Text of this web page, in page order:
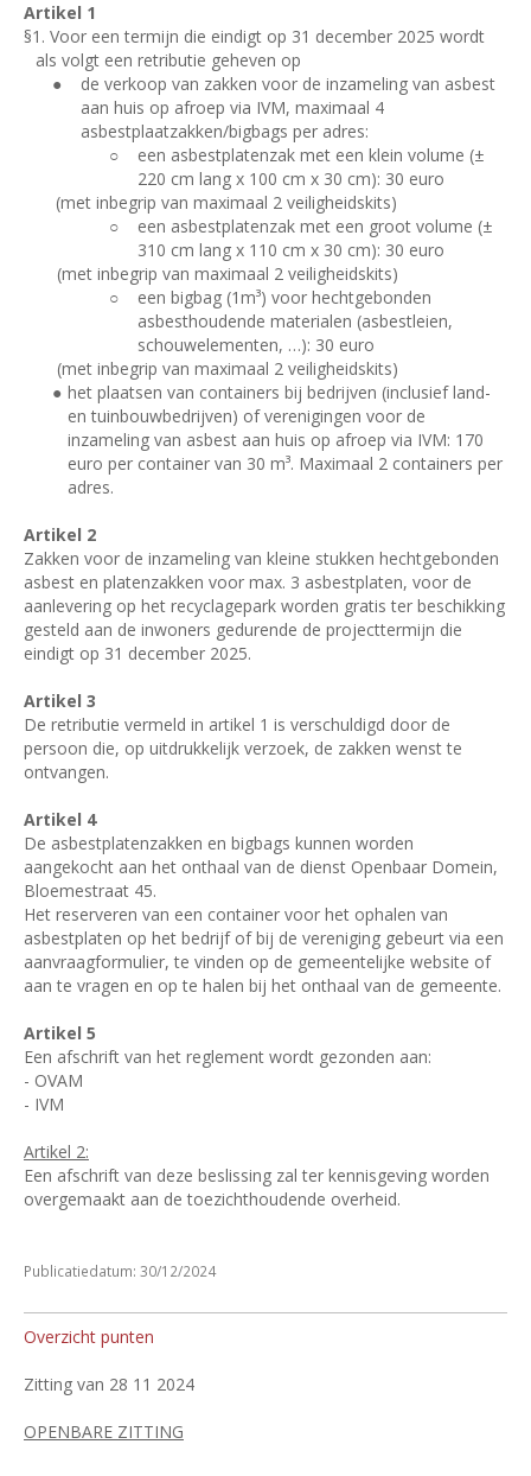
Artikel 1
§1. Voor een termijn die eindigt op 31 december 2025 wordt
als volgt een retributie geheven op
●
de verkoop van zakken voor de inzameling van asbest
aan huis op afroep via IVM, maximaal 4
asbestplaatzakken/bigbags per adres:
○
een asbestplatenzak met een klein volume (±
220 cm lang x 100 cm x 30 cm): 30 euro
(met inbegrip van maximaal 2 veiligheidskits)
○
een asbestplatenzak met een groot volume (±
310 cm lang x 110 cm x 30 cm): 30 euro
(met inbegrip van maximaal 2 veiligheidskits)
○
een bigbag (1m³) voor hechtgebonden
asbesthoudende materialen (asbestleien,
schouwelementen, …): 30 euro
(met inbegrip van maximaal 2 veiligheidskits)
● het plaatsen van containers bij bedrijven (inclusief land-
en tuinbouwbedrijven) of verenigingen voor de
inzameling van asbest aan huis op afroep via IVM: 170
euro per container van 30 m³. Maximaal 2 containers per
adres.
Artikel 2
Zakken voor de inzameling van kleine stukken hechtgebonden
asbest en platenzakken voor max. 3 asbestplaten, voor de
aanlevering op het recyclagepark worden gratis ter beschikking
gesteld aan de inwoners gedurende de projecttermijn die
eindigt op 31 december 2025.
Artikel 3
De retributie vermeld in artikel 1 is verschuldigd door de
persoon die, op uitdrukkelijk verzoek, de zakken wenst te
ontvangen.
Artikel 4
De asbestplatenzakken en bigbags kunnen worden
aangekocht aan het onthaal van de dienst Openbaar Domein,
Bloemestraat 45.
Het reserveren van een container voor het ophalen van
asbestplaten op het bedrijf of bij de vereniging gebeurt via een
aanvraagformulier, te vinden op de gemeentelijke website of
aan te vragen en op te halen bij het onthaal van de gemeente.
Artikel 5
Een afschrift van het reglement wordt gezonden aan:
- OVAM
- IVM
Artikel 2:
Een afschrift van deze beslissing zal ter kennisgeving worden
overgemaakt aan de toezichthoudende overheid.
Publicatiedatum: 30/12/2024
Overzicht punten
Zitting van 28 11 2024
OPENBARE ZITTING